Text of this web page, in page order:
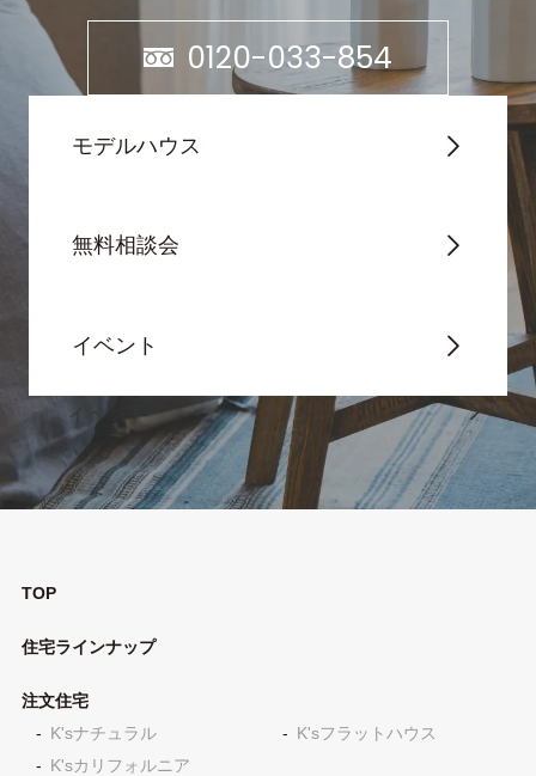
0120-033-854
モデルハウス
無料相談会
イベント
TOP
住宅ラインナップ
注文住宅
K'sナチュラル
K'sフラットハウス
K'sカリフォルニア